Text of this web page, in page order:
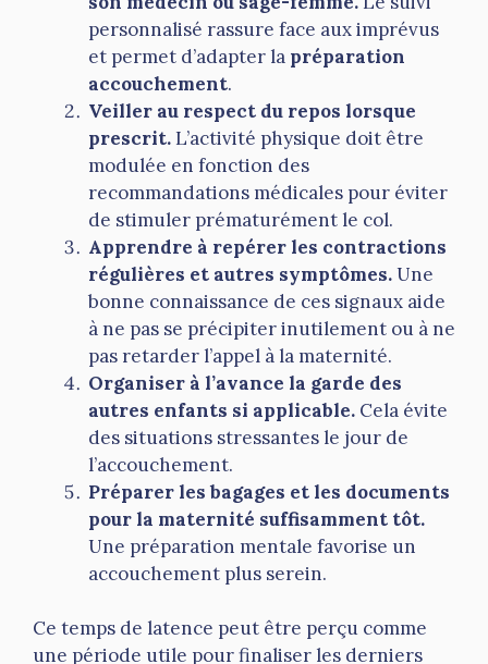
personnalisé rassure face aux imprévus
et permet d’adapter la préparation
accouchement.
Veiller au respect du repos lorsque
prescrit.L’activité physique doit être
modulée en fonction des
recommandations médicales pour éviter
de stimuler prématurément le col.
Apprendre à repérer les contractions
régulières et autres symptômes.Une
bonne connaissance de ces signaux aide
à ne pas se précipiter inutilement ou à ne
pas retarder l’appel à la maternité.
Organiser à l’avance la garde des
autres enfants si applicable. Cela évite
des situations stressantes le jour de
l’accouchement.
Préparer les bagages et les documents
pour la maternité suffisamment tôt.
Une préparation mentale favorise un
accouchement plus serein.
Ce temps de latence peut être perçu comme
une période utile pour finaliser les derniers